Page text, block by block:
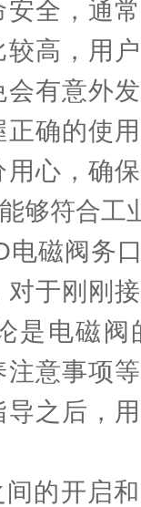
全，通
高，用
有意外
确的使
心，确
够符合工
磁阀务口
于刚刚
是电磁阀
意事项
之后，
开启和